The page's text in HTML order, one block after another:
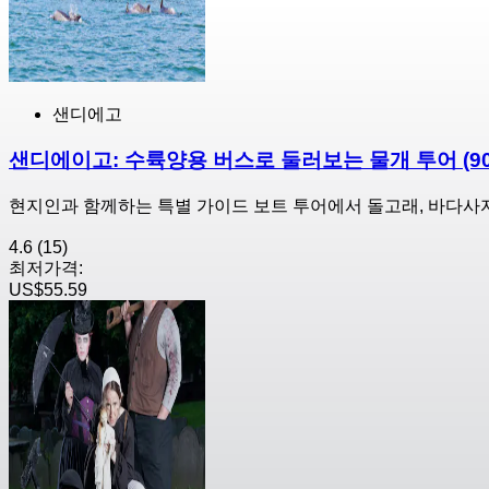
샌디에고
샌디에이고: 수륙양용 버스로 둘러보는 물개 투어
현지인과 함께하는 특별 가이드 보트 투어에서 돌고래, 바다사
4.6 (15)
최저가격:
US$55.59